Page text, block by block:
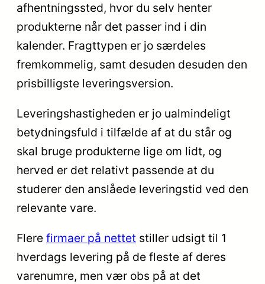
afhentningssted, hvor du selv henter
produkterne når det passer ind i din
kalender. Fragttypen er jo særdeles
fremkommelig, samt desuden desuden den
prisbilligste leveringsversion.
Leveringshastigheden er jo ualmindeligt
betydningsfuld i tilfælde af at du står og
skal bruge produkterne lige om lidt, og
herved er det relativt passende at du
studerer den anslåede leveringstid ved den
relevante vare.
Flere firmaer på nettet stiller udsigt til 1
hverdags levering på de fleste af deres
varenumre, men vær obs på at det